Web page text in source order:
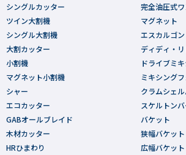
シングルカッター
ツイン大割機
シングル大割機
大割カッター
小割機
マグネット小割機
シャー
エコカッター
GABオールブレイド
木材カッター
HRひまわり
完全油圧式
マグネット
エスカルゴン
ディディ・
ドライブミ
ミキシング
クラムシェ
スケルトン
バケット
狭幅バケット
広幅バケット